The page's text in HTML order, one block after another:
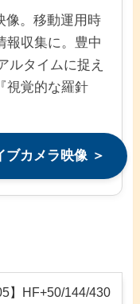
像。移動運用時
報収集に。豊中
ルタイムに捉え
視覚的な羅針
ブカメラ映像 ＞
】HF+50/144/430